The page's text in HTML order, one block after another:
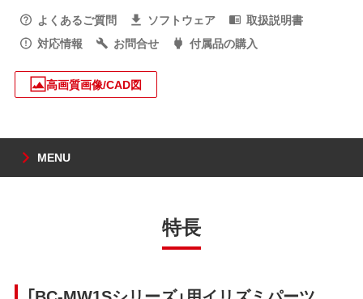
よくあるご質問
ソフトウェア
取扱説明書
対応情報
お問合せ 付属品の購入
高画質画像/CAD図
MENU
特長